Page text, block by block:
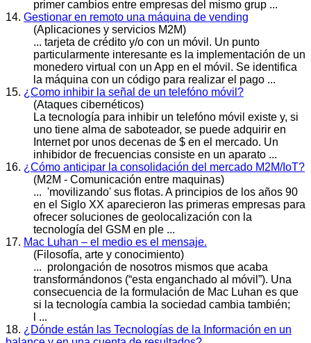
primer cambios entre empresas del mismo grup ...
14. Gestionar en remoto una máquina de vending
(Aplicaciones y servicios M2M)
... tarjeta de crédito y/o con un móvil . Un punto
particularmente interesante es la implementación de un
monedero virtual con un App en el móvil. Se identifica
la máquina con un código para realizar el pago ...
15. ¿Como inhibir la señal de un telefóno móvil?
(Ataques cibernéticos)
La tecnología para inhibir un telefóno móvil existe y, si
uno tiene alma de saboteador, se puede adquirir en
Internet por unos decenas de $ en el mercado. Un
inhibidor de frecuencias consiste en un aparato ...
16. ¿Cómo anticipar la consolidación del mercado M2M/IoT?
(M2M - Comunicación entre maquinas)
... 'movi lizando' sus flotas. A principios de los años 90
en el Siglo XX aparecieron las primeras empresas para
ofrecer soluciones de geolocalización con la
tecnología del GSM en ple ...
17. Mac Luhan – el medio es el mensaje.
(Filosofía, arte y conocimiento)
... prolongación de nosotros mismos que acaba
transformándonos (“esta enganchado al móvil ”). Una
consecuencia de la formulación de Mac Luhan es que
si la tecnología cambia la sociedad cambia también;
l ...
18. ¿Dónde están las Tecnologías de la Información en un